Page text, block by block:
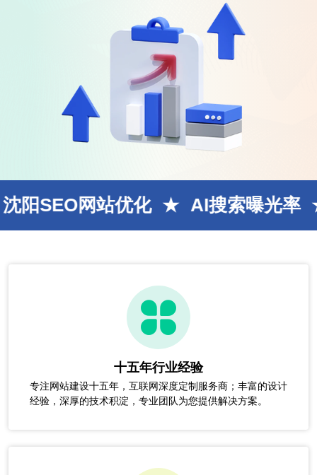
站优化 AI搜索曝光率 GEO
十五年行业经验
专注网站建设十五年，互联网深度定制服务商；丰富的设计
经验，深厚的技术积淀，专业团队为您提供解决方案。